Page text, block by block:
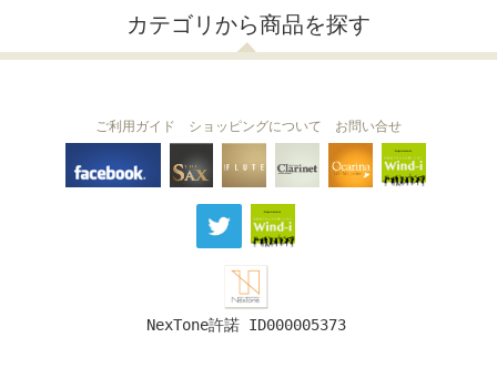
カテゴリから商品を探す
THE SAX The Clarinet
Ocarina
ご利用ガイド ショッピングについて お問い合せ
NexTone許諾 ID000005373